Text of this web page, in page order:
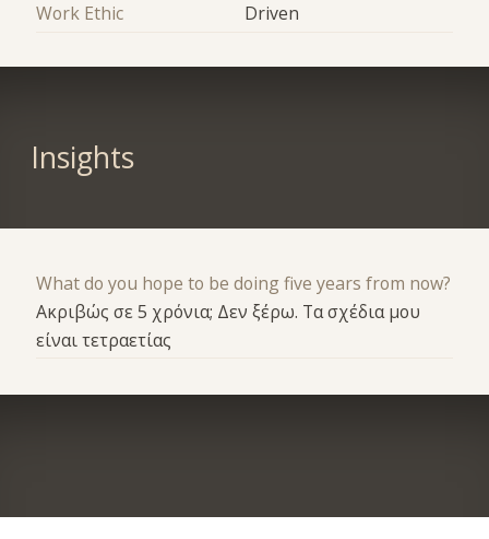
Work Ethic
Driven
Insights
What do you hope to be doing five years from now?
Ακριβώς σε 5 χρόνια; Δεν ξέρω. Τα σχέδια μου
είναι τετραετίας